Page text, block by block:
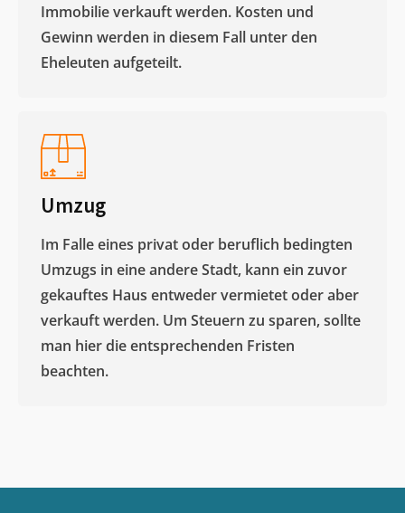
Immobilie verkauft werden. Kosten und
Gewinn werden in diesem Fall unter den
Eheleuten aufgeteilt.​
Umzug
Im Falle eines privat oder beruflich bedingten
Umzugs in eine andere Stadt, kann ein zuvor
gekauftes Haus entweder vermietet oder aber
verkauft werden. Um Steuern zu sparen, sollte
man hier die entsprechenden Fristen
beachten.